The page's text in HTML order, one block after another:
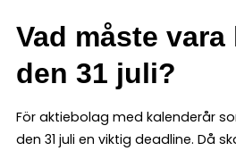
Vad måste
den 31 juli?
För aktiebolag med kalenderår
den 31 juli en viktig deadline. Då